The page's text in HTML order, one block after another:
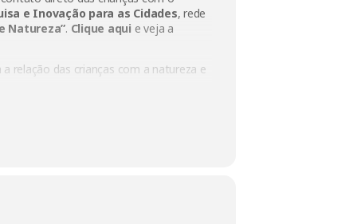
e Inovação para as Cidades, rede
Natureza”. Clique aqui e veja a
relação das crianças com a natureza e